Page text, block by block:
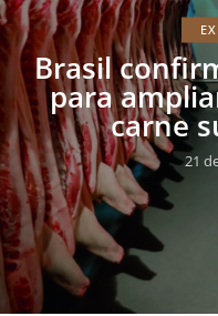
Brasil
para
carne
21